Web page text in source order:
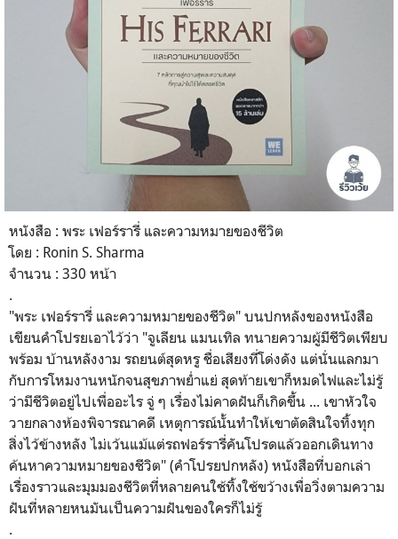
หนังสือ : พระ เฟอร์รารี่ และความหมายของชีวิต
โดย : Ronin S. Sharma
จำนวน : 330 หน้า
.
"พระ เฟอร์รารี่ และความหมายของชีวิต" บนปกหลังของหนังสือ
เขียนคำโปรยเอาไว้ว่า "จูเลียน แมนเทิล ทนายความผู้มีชีวิตเพียบ
พร้อม บ้านหลังงาม รถยนต์สุดหรู ชื่อเสียงที่โด่งดัง แต่นั่นแลกมา
กับการโหมงานหนักจนสุขภาพย่ำแย่ สุดท้ายเขาก็หมดไฟและไม่รู้
ว่ามีชีวิตอยู่ไปเพื่ออะไร จู่ ๆ เรื่องไม่คาดฝันก็เกิดขึ้น ... เขาหัวใจ
วายกลางห้องพิจารณาคดี เหตุการณ์นั้นทำให้เขาตัดสินใจทิ้งทุก
สิ่งไว้ข้างหลัง ไม่เว้นแม้แต่รถฟอร์รารี่คันโปรดแล้วออกเดินทาง
ค้นหาความหมายของชีวิต" (คำโปรยปกหลัง) หนังสือที่บอกเล่า
เรื่องราวและมุมมองชีวิตที่หลายคนใช้ทิ้งใช้ขว้างเพื่อวิ่งตามความ
ฝันที่หลายหนมันเป็นความฝันของใครก็ไม่รู้
.